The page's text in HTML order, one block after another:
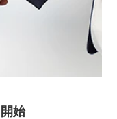
開始